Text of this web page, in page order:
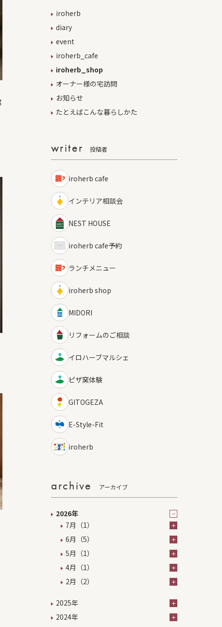
iroherb
diary
event
iroherb_cafe
iroherb_shop
オーナー様の宅訪問
お知らせ
たとえばこんな暮らしかた
writer 投稿者
iroherb cafe
インテリア相談会
NEST HOUSE
iroherb cafe予約
ランチメニュー
iroherb shop
MIDORI
リフォームのご相談
イロハーブマルシェ
ピザ窯体験
GITOGEZA
E-Style-Fit
iroherb
archive アーカイブ
2026年
7月（1）
6月（5）
5月（1）
4月（1）
2月（2）
2025年
2024年